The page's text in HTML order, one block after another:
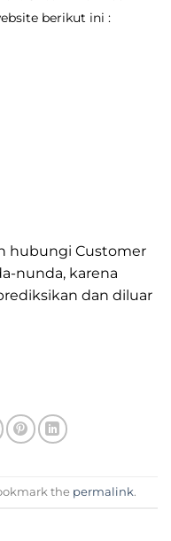
berikut ini :
hubungi Customer
nunda, karena
dan diluar
the permalink.